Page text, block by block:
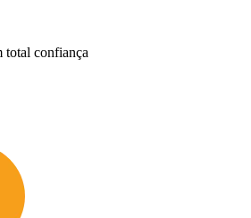
total confiança